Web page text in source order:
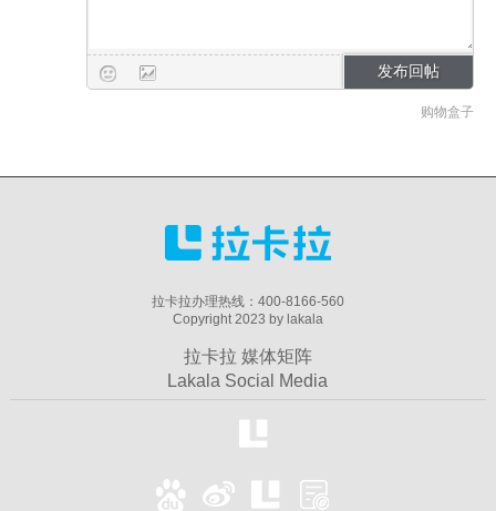
购物盒子
拉卡拉办理热线：400-8166-560
Copyright 2023 by lakala
拉卡拉 媒体矩阵
Lakala Social Media